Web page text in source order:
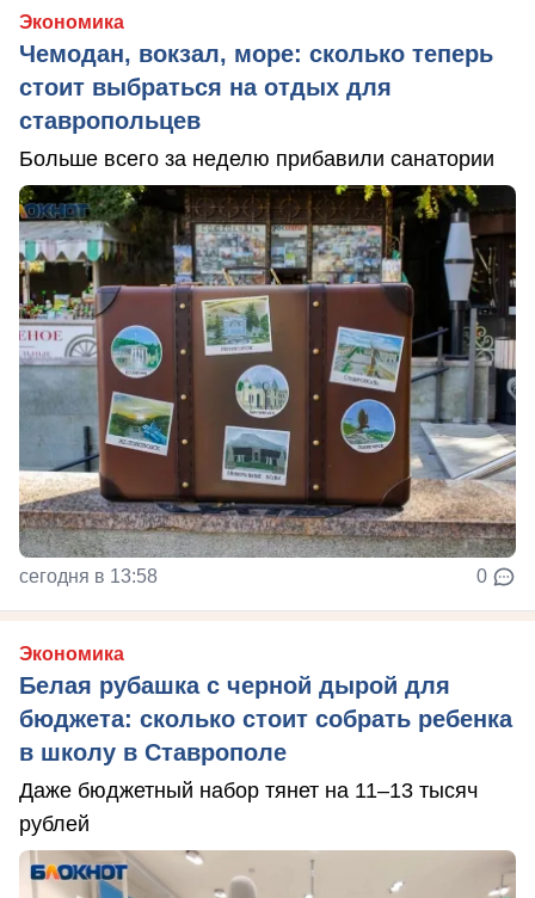
Экономика
Чемодан, вокзал, море: сколько теперь
стоит выбраться на отдых для
ставропольцев
Больше всего за неделю прибавили санатории
сегодня в 13:58 0
Экономика
Белая рубашка с черной дырой для
бюджета: сколько стоит собрать ребенка
в школу в Ставрополе
Даже бюджетный набор тянет на 11–13 тысяч
рублей